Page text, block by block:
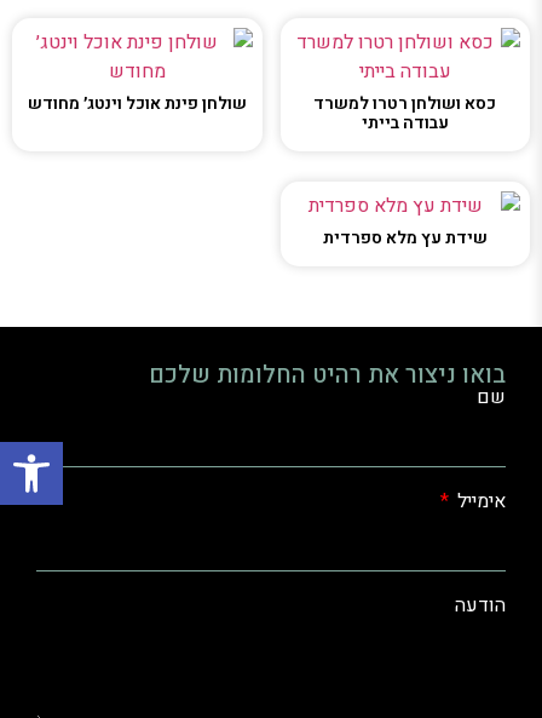
פתח
כסא ושולחן רטרו למשרד
עבודה בייתי
שולחן פינת אוכל וינטג׳ מחודש
שידת עץ מלא ספרדית
בואו ניצור את רהיט החלומות שלכם
שם
אימייל
הודעה